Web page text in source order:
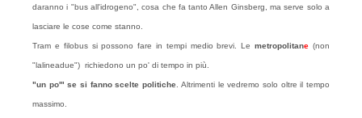
daranno i "bus all'idrogeno", cosa che fa tanto Allen Ginsberg, ma serve solo a
lasciare le cose come stanno.
Tram e filobus si possono fare in tempi medio brevi. Lemetropolitane (non
"lalineadue") richiedono un po' di tempo in più.
"un po'" se si fanno scelte politiche. Altrimenti le vedremo solo oltre il tempo
massimo.